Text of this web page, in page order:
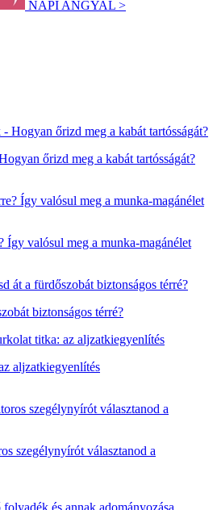
NAPI ANGYAL >
őrizd meg a kabát tartósságát?
Így valósul meg a munka-magánélet
biztonságos térré?
aljzatkiegyenlítés
szegélynyírót választanod a